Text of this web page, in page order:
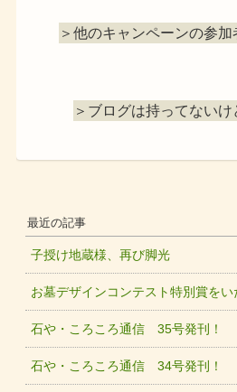
＞他のキャンペーンの参
＞ブログは持ってないけ
最近の記事
子授け地蔵様、再び脚光
お墓デザインコンテスト特別賞をい
石や・ころころ通信 35号発刊！
石や・ころころ通信 34号発刊！